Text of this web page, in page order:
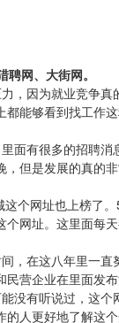
网、大街网。
，因为就业竞争
能够看到找工作
面有很多的招聘
但是发展的真的
个网址也上榜了
网址。这里面每
，在这八年里一
营企业在里面发
没有听说过，这
人更好地了解这